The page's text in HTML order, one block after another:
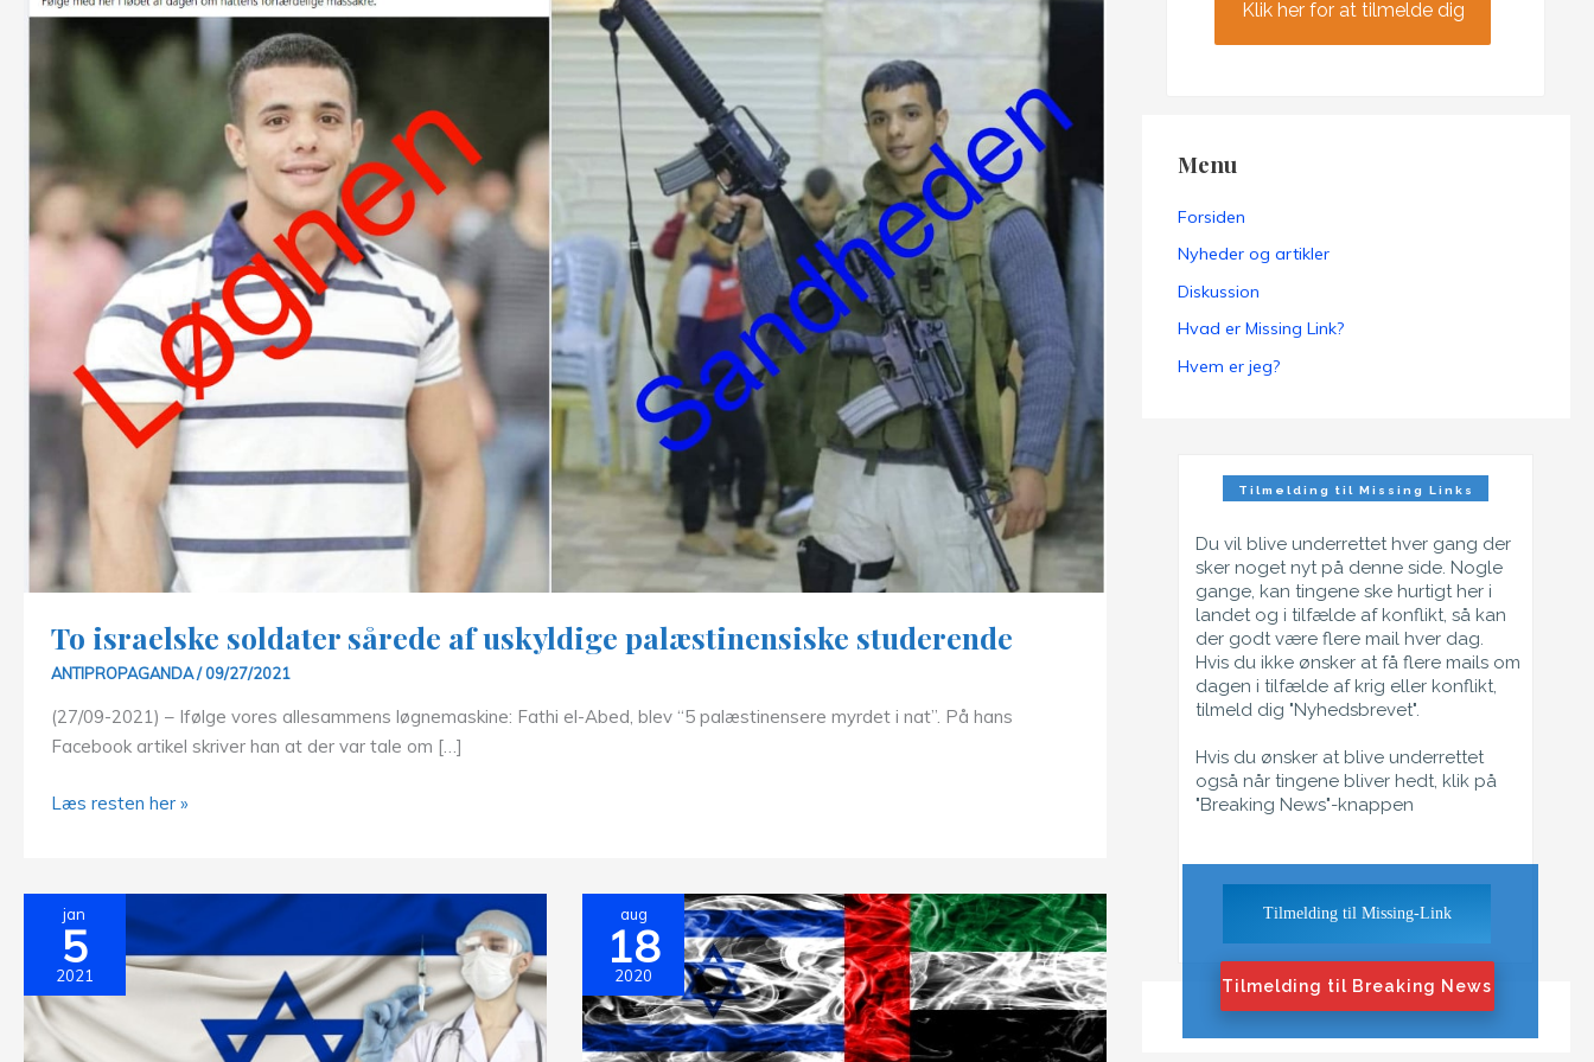
To israelske soldater sårede af uskyldige palæstinensiske studerende
ANTIPROPAGANDA/09/27/2021
(27/09-2021) – Ifølge vores allesammens løgnemaskine: Fathi el-Abed, blev “5 palæstinensere myrdet i nat”. På hans
Facebook artikel skriver han at der var tale om […]
To
sårede
af
uskyldige
palæstinensiske
studerende
Læs resten her »
jan
5
2021
aug
18
2020
Klik her for at tilmelde dig
Menu
Forsiden
Nyheder og artikler
Diskussion
Hvad er Missing Link?
Hvem er jeg?
Du vil blive underrettet hver gang der
sker noget nyt på denne side. Nogle
gange, kan tingene ske hurtigt her i
landet og i tilfælde af konflikt, så kan
der godt være flere mail hver dag.
Hvis du ikke ønsker at få flere mails om
dagen i tilfælde af krig eller konflikt,
tilmeld dig "Nyhedsbrevet".
Hvis du ønsker at blive underrettet
også når tingene bliver hedt, klik på
"Breaking News"-knappen
Tilmelding til Missing Links
Tilmelding til Breaking News
Tilmelding til Missing-Link